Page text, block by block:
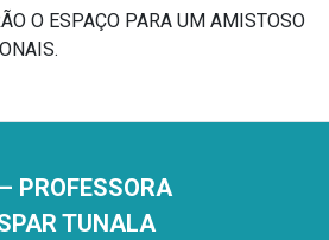
O ESPAÇO PARA UM AMISTOSO
PROFESSORA
TUNALA